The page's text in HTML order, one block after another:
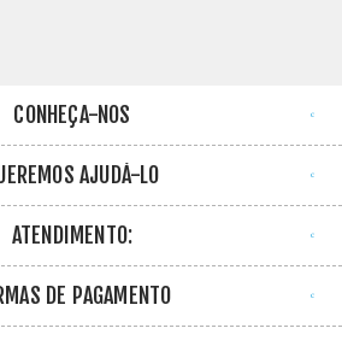
CONHEÇA-NOS
AJUDÁ-LO
ATENDIMENTO:
DE PAGAMENTO